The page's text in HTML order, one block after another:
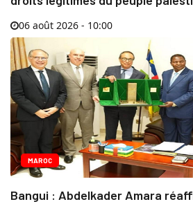
06 août 2026 - 10:00
MAROC
Bangui : Abdelkader Amara